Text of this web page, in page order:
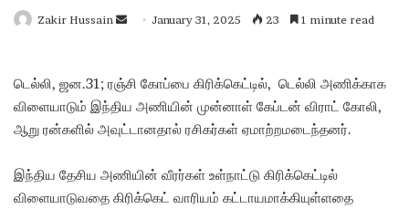
Zakir Hussain
d
a
n
m
a
January 31, 2025 23 1 minute read
டெல்லி, ஜன.31; ரஞ்சி கோப்பை கிரிக்கெட்டில், டெல்லி அணிக்காக
விளையாடும் இந்திய அணியின் முன்னாள் கேப்டன் விராட் கோலி,
ஆறு ரன்களில் அவுட்டானதால் ரசிகர்கள் ஏமாற்றமடைந்தனர்.
இந்திய தேசிய அணியின் வீரர்கள் உள்நாட்டு கிரிக்கெட்டில்
விளையாடுவதை கிரிக்கெட் வாரியம் கட்டாயமாக்கியுள்ளதை